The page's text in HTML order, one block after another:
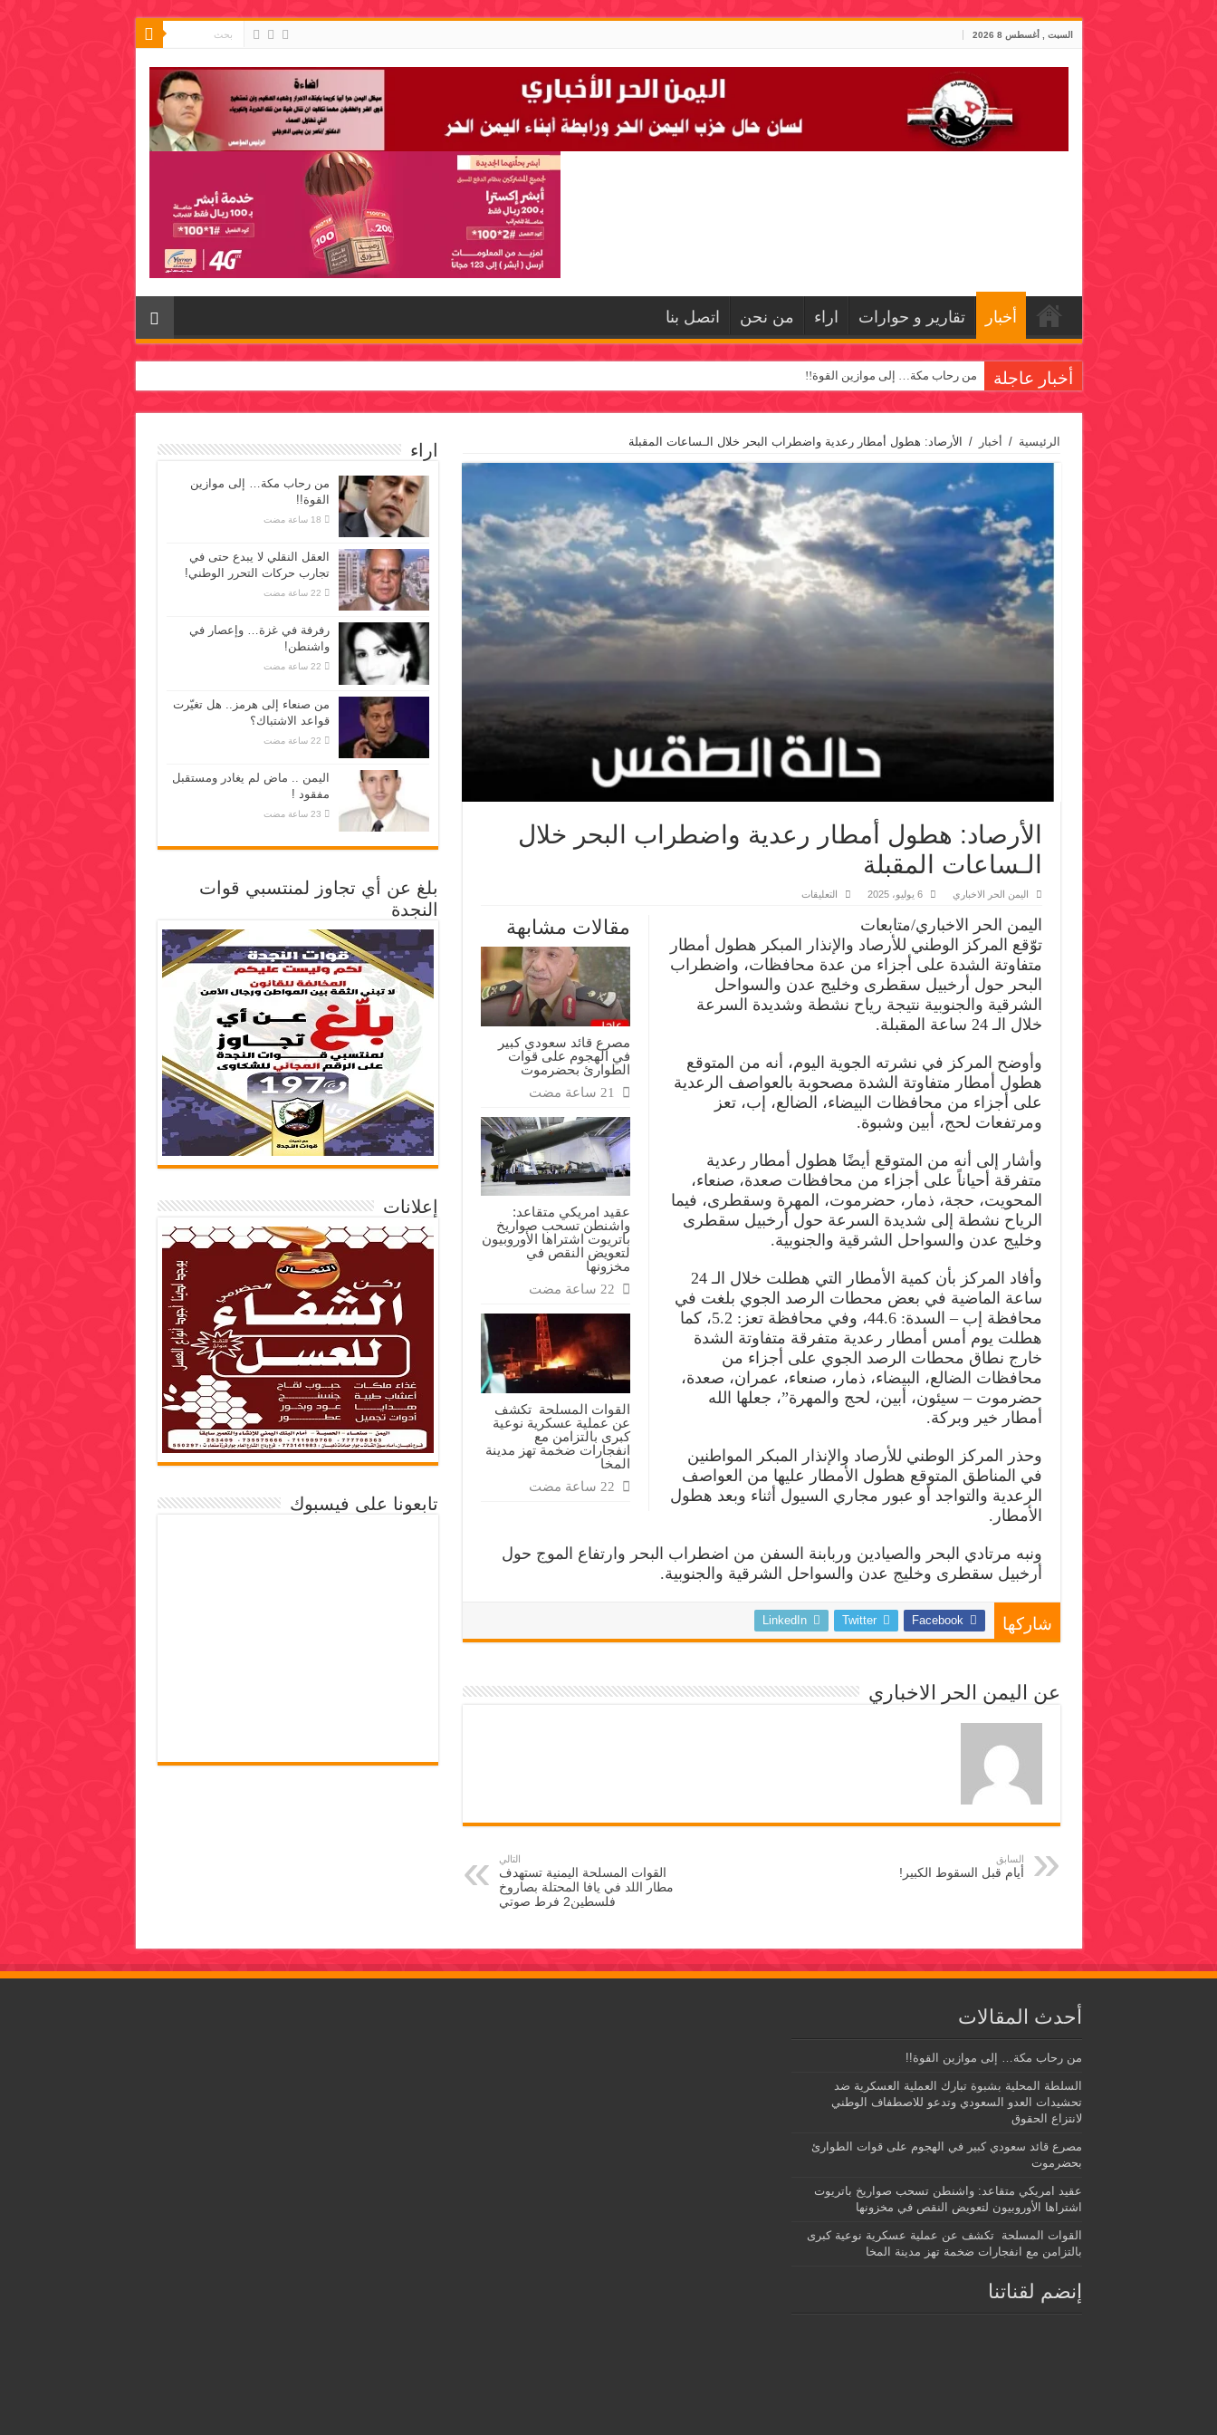
السبت , أغسطس 8 2026
أخبار تقارير و حوارات اراء من نحن اتصل بنا
أخبار عاجلة من رحاب مكة… إلى موازين القوة!!
الرئيسية / أخبار / الأرصاد: هطول أمطار رعدية واضطراب البحر خلال الـساعات المقبلة
الأرصاد: هطول أمطار رعدية واضطراب البحر خلال
الـساعات المقبلة
اليمن الحر الاخباري 6 يوليو، 2025 التعليقات
رعدية
واضطراب
البحر
الـساعات
المقبلة
مغلقة
مقالات مشابهة
مصرع قائد سعودي كبير
في الهجوم على قوات
الطوارئ بحضرموت
عقيد امريكي متقاعد:
واشنطن تسحب صواريخ
باتريوت اشتراها الأوروبيون
لتعويض النقص في
مخزونها
القوات المسلحة تكشف
عن عملية عسكرية نوعية
كبرى بالتزامن مع
انفجارات ضخمة تهز مدينة
المخا
اليمن الحر الاخباري/متابعات
توّقع المركز الوطني للأرصاد والإنذار المبكر هطول أمطار
متفاوتة الشدة على أجزاء من عدة محافظات، واضطراب
البحر حول أرخبيل سقطرى وخليج عدن والسواحل
الشرقية والجنوبية نتيجة رياح نشطة وشديدة السرعة
خلال الـ 24 ساعة المقبلة.
وأوضح المركز في نشرته الجوية اليوم، أنه من المتوقع
هطول أمطار متفاوتة الشدة مصحوبة بالعواصف الرعدية
على أجزاء من محافظات البيضاء، الضالع، إب، تعز
ومرتفعات لحج، أبين وشبوة.
وأشار إلى أنه من المتوقع أيضًا هطول أمطار رعدية
متفرقة أحياناً على أجزاء من محافظات صعدة، صنعاء،
المحويت، حجة، ذمار، حضرموت، المهرة وسقطرى، فيما
الرياح نشطة إلى شديدة السرعة حول أرخبيل سقطرى
وخليج عدن والسواحل الشرقية والجنوبية.
وأفاد المركز بأن كمية الأمطار التي هطلت خلال الـ 24
ساعة الماضية في بعض محطات الرصد الجوي بلغت في
محافظة إب – السدة: 44.6، وفي محافظة تعز: 5.2، كما
هطلت يوم أمس أمطار رعدية متفرقة متفاوتة الشدة
خارج نطاق محطات الرصد الجوي على أجزاء من
محافظات الضالع، البيضاء، ذمار، صنعاء، عمران، صعدة،
حضرموت – سيئون، أبين، لحج والمهرة”، جعلها الله
أمطار خير وبركة.
وحذر المركز الوطني للأرصاد والإنذار المبكر المواطنين
في المناطق المتوقع هطول الأمطار عليها من العواصف
الرعدية والتواجد أو عبور مجاري السيول أثناء وبعد هطول
الأمطار.
ونبه مرتادي البحر والصيادين وربابنة السفن من اضطراب البحر وارتفاع الموج حول
أرخبيل سقطرى وخليج عدن والسواحل الشرقية والجنوبية.
شاركها Facebook
Twitter
LinkedIn
عن اليمن الحر الاخباري
السابق
أيام قبل السقوط الكبير!
التالي
القوات المسلحة اليمنية تستهدف
مطار اللد في يافا المحتلة بصاروخ
فلسطين2 فرط صوتي
اراء
من رحاب مكة… إلى موازين
القوة!!
العقل النقلي لا يبدع حتى في
تجارب حركات التحرر الوطني!
رفرفة في غزة… وإعصار في
واشنطن!
من صنعاء إلى هرمز.. هل تغيّرت
قواعد الاشتباك؟
اليمن .. ماض لم يغادر ومستقبل
مفقود !
بلغ عن أي تجاوز لمنتسبي قوات
النجدة
إعلانات
تابعونا على فيسبوك
أحدث المقالات
من رحاب مكة… إلى موازين القوة!!
السلطة المحلية بشبوة تبارك العملية العسكرية ضد
تحشيدات العدو السعودي وتدعو للاصطفاف الوطني
لانتزاع الحقوق
مصرع قائد سعودي كبير في الهجوم على قوات الطوارئ
بحضرموت
عقيد امريكي متقاعد: واشنطن تسحب صواريخ باتريوت
اشتراها الأوروبيون لتعويض النقص في مخزونها
القوات المسلحة تكشف عن عملية عسكرية نوعية كبرى
بالتزامن مع انفجارات ضخمة تهز مدينة المخا
إنضم لقناتنا